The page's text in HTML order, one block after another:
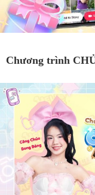
Chương trình